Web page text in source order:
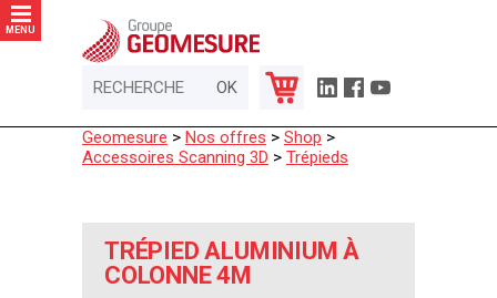
MENU
Geomesure > Nos offres > Shop >
Accessoires Scanning 3D > Trépieds
TRÉPIED ALUMINIUM À
COLONNE 4M
Panneau de gestion des cookies